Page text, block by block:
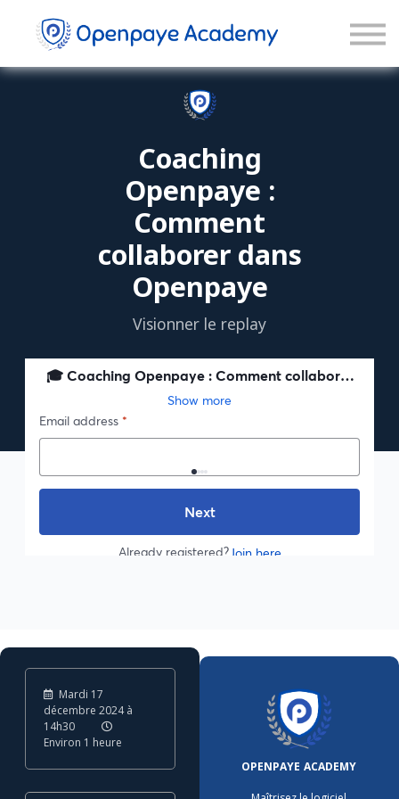
Blog
Connexion
Inscription
Coaching
Openpaye :
Comment
collaborer dans
Openpaye
Visionner le replay
Mardi 17
décembre 2024 à
14h30
Environ 1 heure
OPENPAYE ACADEMY